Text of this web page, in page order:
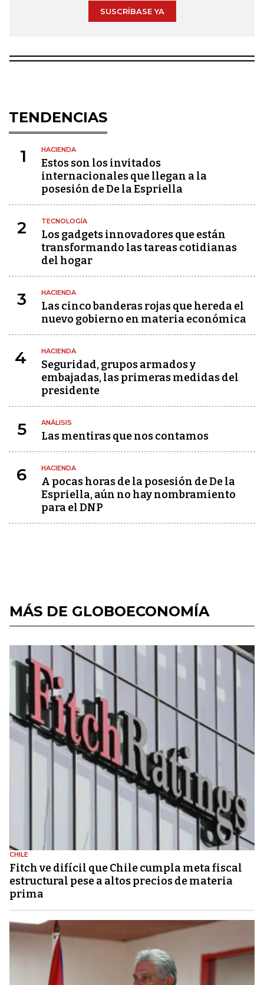
SUSCRÍBASE YA
TENDENCIAS
1 HACIENDA
Estos son los invitados
internacionales que llegan a la
posesión de De la Espriella
2 TECNOLOGÍA
Los gadgets innovadores que están
transformando las tareas cotidianas
del hogar
3 HACIENDA
Las cinco banderas rojas que hereda el
nuevo gobierno en materia económica
4 HACIENDA
Seguridad, grupos armados y
embajadas, las primeras medidas del
presidente
5 ANÁLISIS
Las mentiras que nos contamos
6 HACIENDA
A pocas horas de la posesión de De la
Espriella, aún no hay nombramiento
para el DNP
MÁS DE GLOBOECONOMÍA
CHILE
Fitch ve difícil que Chile cumpla meta fiscal
estructural pese a altos precios de materia
prima